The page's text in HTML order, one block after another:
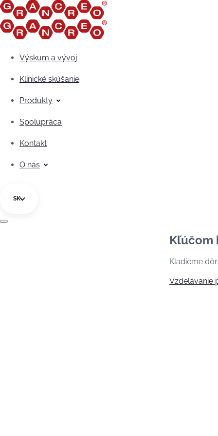
Preskočiť na obsah
Výskum a vývoj
Klinické skúšanie
Produkty
Spolupráca
Kontakt
O nás
SK
Kľúčom
Kladieme
Vzdelávanie